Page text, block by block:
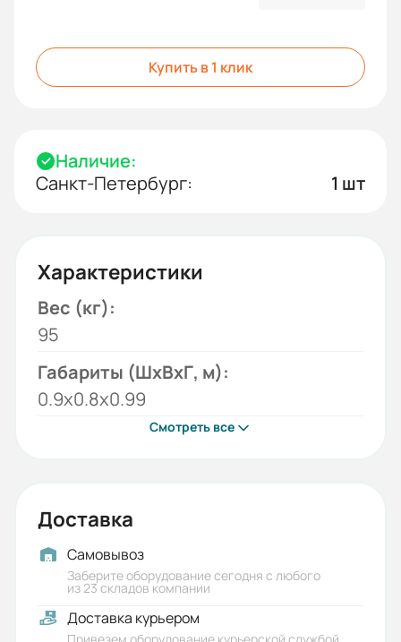
Купить в 1 клик
Наличие:
Санкт-Петербург:
1 шт
Характеристики
Вес (кг):
95
Габариты (ШхВхГ, м):
0.9x0.8x0.99
Смотреть все
Доставка
Самовывоз
Заберите оборудование сегодня с любого
из 23 складов компании
Доставка курьером